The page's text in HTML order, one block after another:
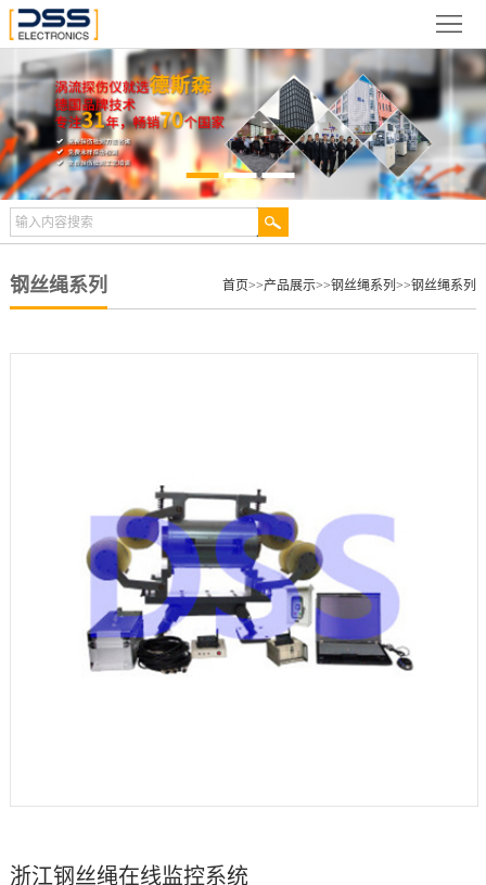
站
首
页
关
于
德
斯
森
新
闻
动
态
产
品
展
检
测
合
钢丝绳系列 首页>>产品展示>>钢丝绳系列>>钢丝绳系列
浙江钢丝绳在线监控系统